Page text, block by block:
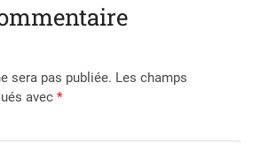
sera pas publiée. Les champs
avec*